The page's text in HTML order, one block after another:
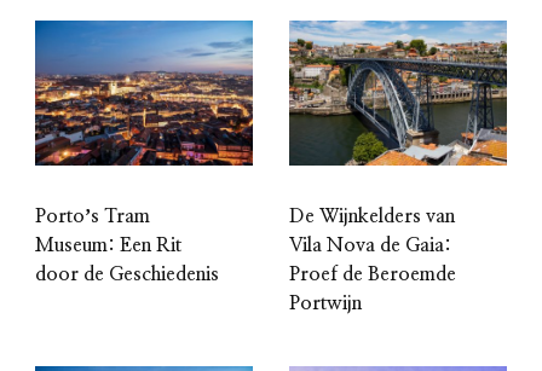
Portoʼs Tram
Museum: Een Rit
door de Geschiedenis
De Wijnkelders van
Vila Nova de Gaia:
Proef de Beroemde
Portwijn